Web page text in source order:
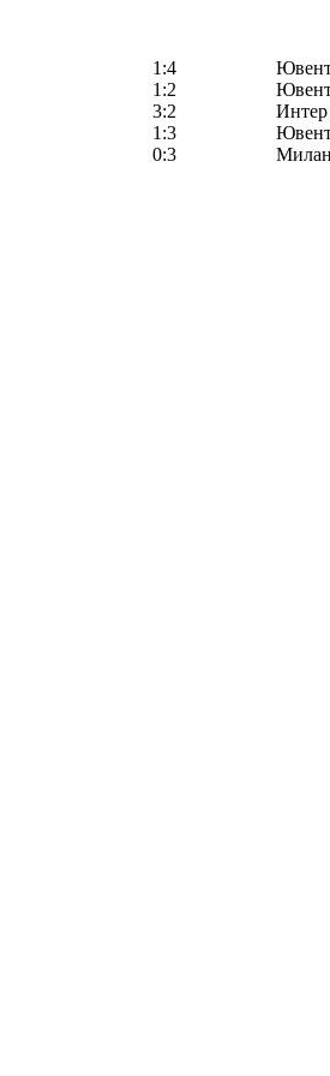
1:4
1:2
3:2
1:3
0:3
Милан